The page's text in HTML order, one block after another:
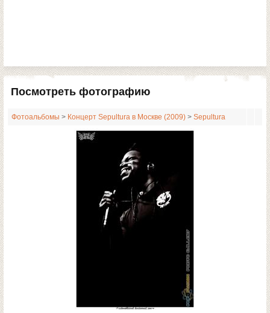
Посмотреть фотографию
Фотоальбомы > Концерт Sepultura в Москве (2009) > Sepultura